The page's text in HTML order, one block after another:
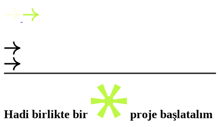
Hadi birlikte bir proje başlatalım